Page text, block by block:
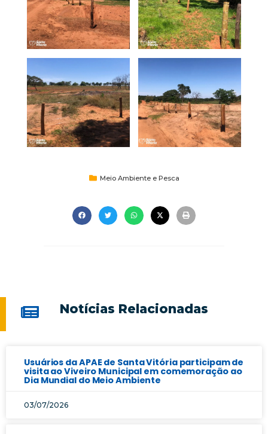
Meio Ambiente e Pesca
Notícias Relacionadas
Usuários da APAE de Santa Vitória participam de
visita ao Viveiro Municipal em comemoração ao
Dia Mundial do Meio Ambiente
03/07/2026